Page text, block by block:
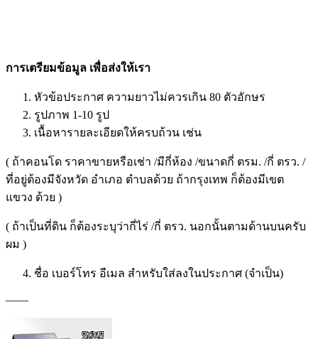
การเตรียมข้อมูล เพื่อส่งให้เรา
หัวข้อประกาศ ความยาวไม่ควรเกิน 80 ตัวอักษร
รูปภาพ 1-10 รูป
เนื้อหารายละเอียดให้ครบถ้วน เช่น
( ถ้าคอนโด ราคาขายหรือเช่า /มีกี่ห้อง /ขนาดกี่ ตรม. /กี่ ตรว. /
ที่อยู่ต้องมีจังหวัด อำเภอ ตำบลด้วย ถ้ากรุงเทพ ก็ต้องมีเขต
แขวง ด้วย )
( ถ้าเป็นที่ดิน ก็ต้องระบุว่ากี่ไร่ /กี่ ตรว. นอกนั้นตามด้านบนครับ
ผม )
ชื่อ เบอร์โทร อีเมล สำหรับใส่ลงในประกาศ (จำเป็น)
——